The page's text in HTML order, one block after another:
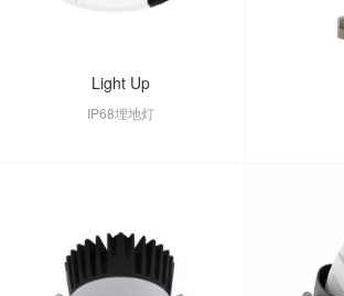
Light Up
IP68埋地灯